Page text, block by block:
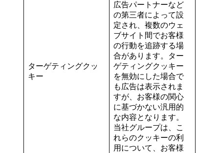
ターゲティングクッ
キー
広告パートナーなど
の第三者によって設
定され、複数のウェ
ブサイト間でお客様
の行動を追跡する場
合があります。ター
ゲティングクッキー
を無効にした場合で
も広告は表示されま
すが、お客様の関心
に基づかない汎用的
な内容となります。
当社グループは、こ
れらのクッキーの利
用について、お客様